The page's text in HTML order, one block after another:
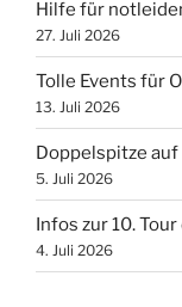
Hilfe für
27. Juli 2026
Tolle Events für
13. Juli 2026
Doppelspitze
5. Juli 2026
Infos zur 10.
4. Juli 2026